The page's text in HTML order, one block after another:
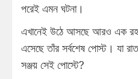
পরেই এমন ঘটনা।
এখানেই উঠে আসছে আরও এক
এসেছে তাঁর সর্বশেষ পোস্ট। যা
সঞ্জয় সেই পোস্টে?